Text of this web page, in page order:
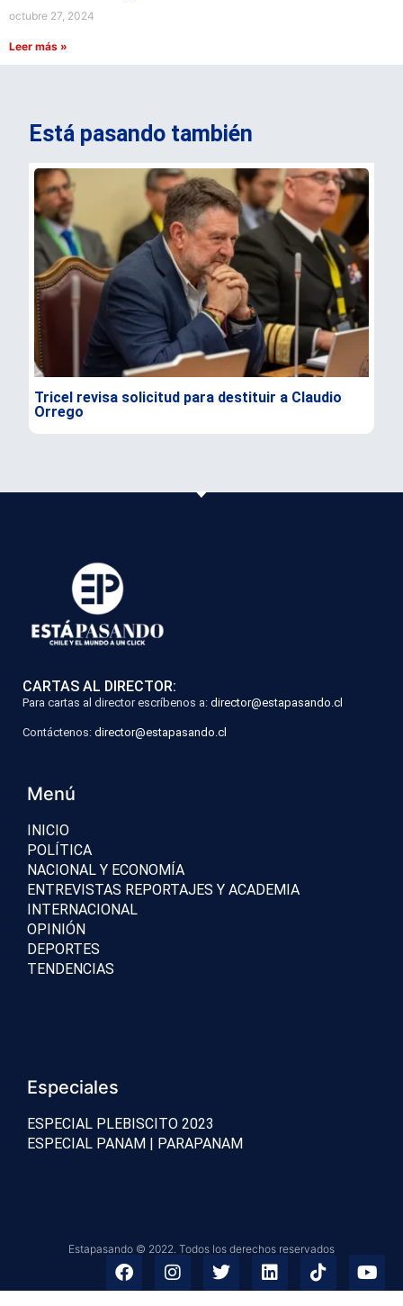
octubre 27, 2024
Leer más »
Está pasando también
Tricel revisa solicitud para destituir a Claudio
Orrego
CARTAS AL DIRECTOR:
Para cartas al director escríbenos a: director@estapasando.cl
Contáctenos: director@estapasando.cl
Menú
INICIO
POLÍTICA
NACIONAL Y ECONOMÍA
ENTREVISTAS REPORTAJES Y ACADEMIA
INTERNACIONAL
OPINIÓN
DEPORTES
TENDENCIAS
Especiales
ESPECIAL PLEBISCITO 2023
ESPECIAL PANAM | PARAPANAM
Estapasando © 2022. Todos los derechos reservados